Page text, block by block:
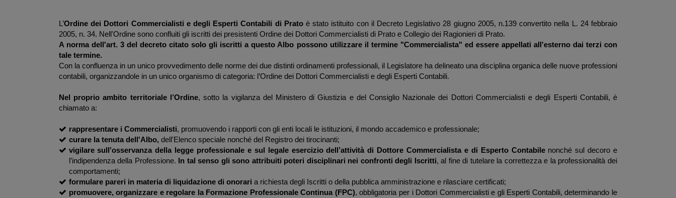
L’Ordine dei Dottori Commercialisti e degli Esperti Contabili di Prato è stato istituito con il Decreto Legislativo 28 giugno 2005, n.139 convertito nella L. 24 febbraio
2005, n. 34. Nell'Ordine sono confluiti gli iscritti dei presistenti Ordine dei Dottori Commercialisti di Prato e Collegio dei Ragionieri di Prato.
A norma dell'art. 3 del decreto citato solo gli iscritti a questo Albo possono utilizzare il termine "Commercialista" ed essere appellati all'esterno dai terzi con
tale termine.
Con la confluenza in un unico provvedimento delle norme dei due distinti ordinamenti professionali, il Legislatore ha delineato una disciplina organica delle nuove professioni
contabili, organizzandole in un unico organismo di categoria: l’Ordine dei Dottori Commercialisti e degli Esperti Contabili.
Nel proprio ambito territoriale l’Ordine, sotto la vigilanza del Ministero di Giustizia e del Consiglio Nazionale dei Dottori Commercialisti e degli Esperti Contabili, è
chiamato a:
rappresentare i Commercialisti, promuovendo i rapporti con gli enti locali le istituzioni, il mondo accademico e professionale;
curare la tenuta dell'Albo, dell'Elenco speciale nonché del Registro dei tirocinanti;
vigilare sull'osservanza della legge professionale e sul legale esercizio dell’attività di Dottore Commercialista e di Esperto Contabile nonché sul decoro e
l’indipendenza della Professione. In tal senso gli sono attribuiti poteri disciplinari nei confronti degli Iscritti, al fine di tutelare la correttezza e la professionalità dei
comportamenti;
formulare pareri in materia di liquidazione di onorari a richiesta degli Iscritti o della pubblica amministrazione e rilasciare certificati;
promuovere, organizzare e regolare la Formazione Professionale Continua (FPC), obbligatoria per i Dottori Commercialisti e gli Esperti Contabili, determinando le